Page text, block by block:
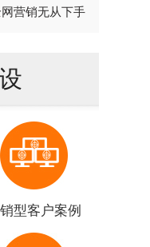
营销无从下手
型客户案例